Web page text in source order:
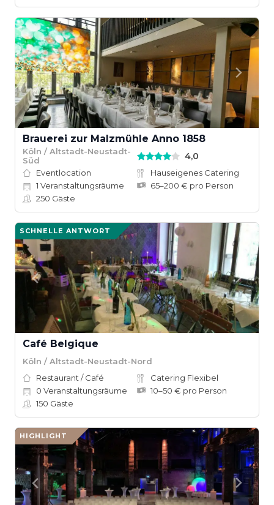
Brauerei zur Malzmühle Anno 1858
Köln / Altstadt-Neustadt-
Süd
4,0
Eventlocation
Hauseigenes Catering
1 Veranstaltungsräume
65–200 € pro Person
250 Gäste
SCHNELLE ANTWORT
Café Belgique
Köln / Altstadt-Neustadt-Nord
Restaurant / Café
Catering Flexibel
0 Veranstaltungsräume
10–50 € pro Person
150 Gäste
HIGHLIGHT